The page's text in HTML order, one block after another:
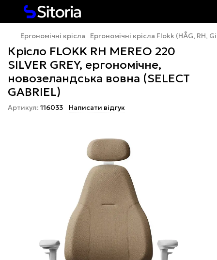
Ергономічні крісла Ергономічні крісла Flokk (HÅG, RH,
Крісло FLOKK RH MEREO 220
SILVER GREY, ергономічне,
новозеландська вовна (SELECT
GABRIEL)
Артикул: 116033 Написати відгук